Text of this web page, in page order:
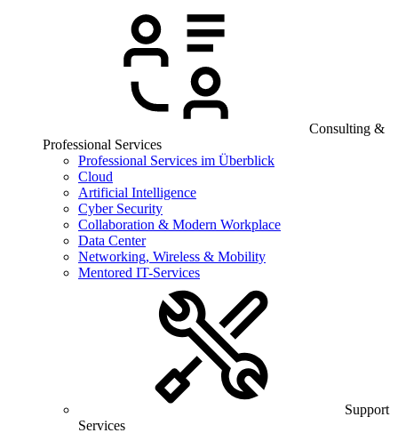
Consulting &
Professional Services
Professional Services im Überblick
Cloud
Artificial Intelligence
Cyber Security
Collaboration & Modern Workplace
Data Center
Networking, Wireless & Mobility
Mentored IT-Services
Support
Services